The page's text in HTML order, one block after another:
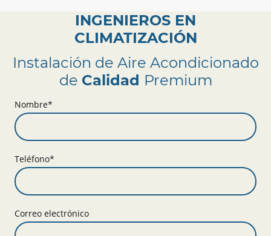
INGENIEROS EN
CLIMATIZACIÓN
Instalación de Aire Acondicionado
de Calidad Premium
Nombre*
Teléfono*
Correo electrónico